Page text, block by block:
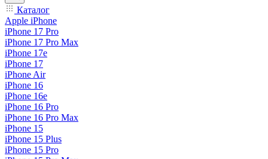
Каталог
Apple iPhone
iPhone 17 Pro
iPhone 17 Pro Max
iPhone 17e
iPhone 17
iPhone Air
iPhone 16
iPhone 16e
iPhone 16 Pro
iPhone 16 Pro Max
iPhone 15
iPhone 15 Plus
iPhone 15 Pro